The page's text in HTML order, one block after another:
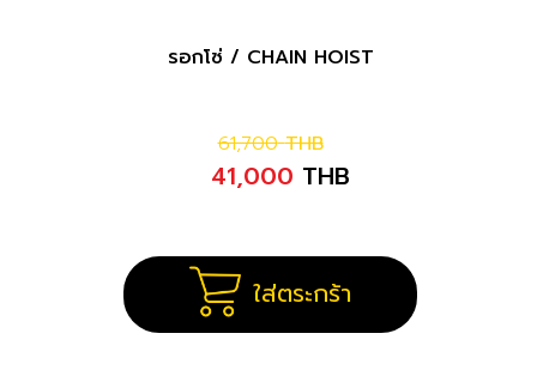
รอกโซ่ / CHAIN HOIST
61,700 THB
41,000 THB
ใส่ตระกร้า